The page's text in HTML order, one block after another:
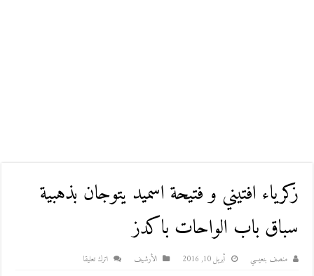
زكرياء افتيني و فتيحة اسميد يتوجان بذهبية
سباق باب الواحات باكدز
منصف بنعيسي أبريل 10, 2016 اﻷرشيف اترك تعليقا